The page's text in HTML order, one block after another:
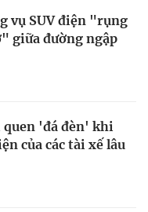
vụ SUV điện "rụng
giữa đường ngập
'đá đèn' khi
của các tài xế lâu